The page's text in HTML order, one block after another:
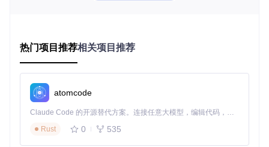
图：thermalmonitordDisabler工具主界面，显示已连接iOS 1
重新定义iOS性能释放的价值
thermalmonitordDisabler的核心价值，在于为用户提供了性能
与安全之间的自主选择权。这款开源工具并非简单粗暴地关闭
热门项目推荐相关项目推荐
atomcode
Claude Code 的开源替代方案。连接任意大模型，编辑代码，运行命令，自动验证 — 全自动执行。用 Rust 构建，极致性能。 ｜ An open-source alternative to Claude Code. Connect any LLM, edit code, run commands, and verify changes — autonomously. Built in Rust for speed. Get Started
Rust
0 535